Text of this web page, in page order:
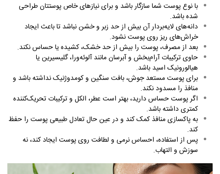
با نوع پوست شما سازگار باشد و برای نیازهای خاص پوستتان طراحی
شده باشد.
دانه‌های لایه‌بردار آن بیش از حد زبر و خشن نباشد تا باعث ایجاد
خراش‌های ریز روی پوست نشود.
بعد از مصرف، پوست را بیش از حد خشک، کشیده یا حساس نکند.
حاوی ترکیبات آرام‌بخش و آبرسان مانند آلوئه‌ورا، گلیسیرین یا
هیالورونیک اسید باشد.
برای پوست مستعد جوش، بافت سنگین و کومدوژنیک نداشته باشد و
منافذ را مسدود نکند.
اگر پوست حساس دارید، بهتر است عطر، الکل و ترکیبات تحریک‌کننده
کمتری داشته باشد.
به پاکسازی منافذ کمک کند و در عین حال تعادل طبیعی پوست را حفظ
کند.
پس از استفاده، احساس نرمی و لطافت روی پوست ایجاد کند، نه
سوزش و التهاب.